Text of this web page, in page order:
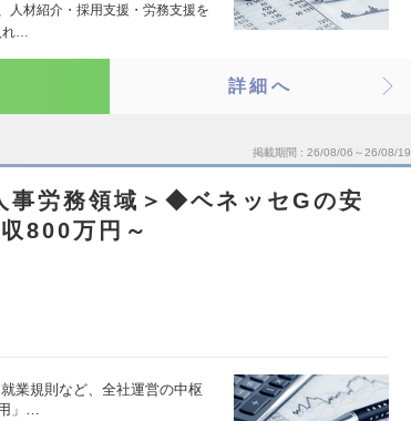
人材紹介・採用支援・労務支援を
…
詳細へ
掲載期間 26/08/06～26/08/19
事労務領域＞◆ベネッセGの安
800万円～
業規則など、全社運営の中枢
」…